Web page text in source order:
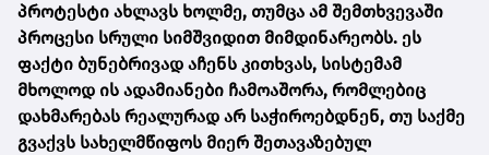
პროტესტი ახლავს ხოლმე, თუმცა ამ შემთხვევაში
პროცესი სრული სიმშვიდით მიმდინარეობს. ეს
ფაქტი ბუნებრივად აჩენს კითხვას, სისტემამ
მხოლოდ ის ადამიანები ჩამოაშორა, რომლებიც
დახმარებას რეალურად არ საჭიროებდნენ, თუ საქმე
გვაქვს სახელმწიფოს მიერ შეთავაზებულ